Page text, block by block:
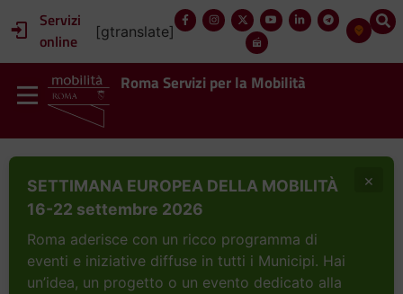
Servizi
online
[gtranslate]
Roma Servizi per la Mobilità
SETTIMANA EUROPEA DELLA MOBILITÀ
16-22 settembre 2026
Roma aderisce con un ricco programma di
eventi e iniziative diffuse in tutti i Municipi. Hai
un’idea, un progetto o un evento dedicato alla
×